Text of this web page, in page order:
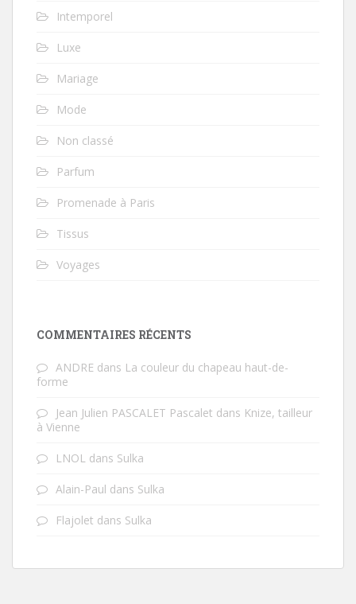
Intemporel
Luxe
Mariage
Mode
Non classé
Parfum
Promenade à Paris
Tissus
Voyages
COMMENTAIRES RÉCENTS
ANDRE dans La couleur du chapeau haut-de-
forme
Jean Julien PASCALET Pascalet dans Knize, tailleur
à Vienne
LNOL dans Sulka
Alain-Paul dans Sulka
Flajolet dans Sulka